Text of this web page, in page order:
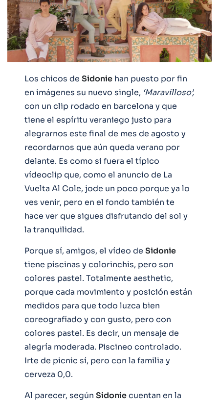
Los chicos de Sidonie han puesto por fin
en imágenes su nuevo single, ‘Maravilloso’,
con un clip rodado en barcelona y que
tiene el espíritu veraniego justo para
alegrarnos este final de mes de agosto y
recordarnos que aún queda verano por
delante. Es como si fuera el típico
vídeoclip que, como el anuncio de La
Vuelta Al Cole, jode un poco porque ya lo
ves venir, pero en el fondo también te
hace ver que sigues disfrutando del sol y
la tranquilidad.
Porque sí, amigos, el vídeo de Sidonie
tiene piscinas y colorinchis, pero son
colores pastel. Totalmente aesthetic,
porque cada movimiento y posición están
medidos para que todo luzca bien
coreografíado y con gusto, pero con
colores pastel. Es decir, un mensaje de
alegría moderada. Piscineo controlado.
Irte de picnic sí, pero con la familia y
cerveza 0,0.
Al parecer, según Sidoniecuentan en la